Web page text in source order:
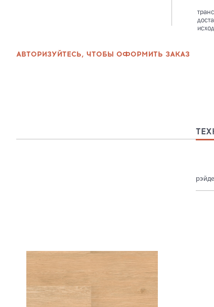
АВТОРИЗУЙТЕСЬ, ЧТОБЫ ОФОРМИТЬ ЗАКАЗ